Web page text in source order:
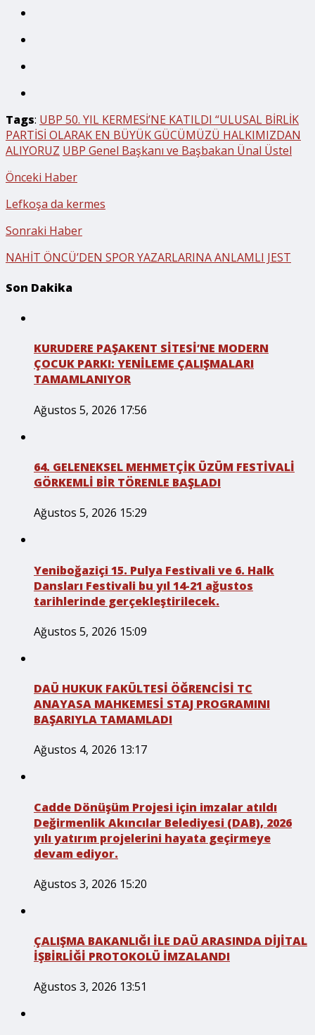
Tags: UBP 50. YIL KERMESİ’NE KATILDI “ULUSAL BİRLİK
PARTİSİ OLARAK EN BÜYÜK GÜCÜMÜZÜ HALKIMIZDAN
ALIYORUZ UBP Genel Başkanı ve Başbakan Ünal Üstel
Önceki Haber
Lefkoşa da kermes
Sonraki Haber
NAHİT ÖNCÜ’DEN SPOR YAZARLARINA ANLAMLI JEST
Son Dakika
KURUDERE PAŞAKENT SİTESİ’NE MODERN
ÇOCUK PARKI: YENİLEME ÇALIŞMALARI
TAMAMLANIYOR
Ağustos 5, 2026 17:56
64. GELENEKSEL MEHMETÇİK ÜZÜM FESTİVALİ
GÖRKEMLİ BİR TÖRENLE BAŞLADI
Ağustos 5, 2026 15:29
Yeniboğaziçi 15. Pulya Festivali ve 6. Halk
Dansları Festivali bu yıl 14-21 ağustos
tarihlerinde gerçekleştirilecek.
Ağustos 5, 2026 15:09
DAÜ HUKUK FAKÜLTESİ ÖĞRENCİSİ TC
ANAYASA MAHKEMESİ STAJ PROGRAMINI
BAŞARIYLA TAMAMLADI
Ağustos 4, 2026 13:17
Cadde Dönüşüm Projesi için imzalar atıldı
Değirmenlik Akıncılar Belediyesi (DAB), 2026
yılı yatırım projelerini hayata geçirmeye
devam ediyor.
Ağustos 3, 2026 15:20
ÇALIŞMA BAKANLIĞI İLE DAÜ ARASINDA DİJİTAL
İŞBİRLİĞİ PROTOKOLÜ İMZALANDI
Ağustos 3, 2026 13:51